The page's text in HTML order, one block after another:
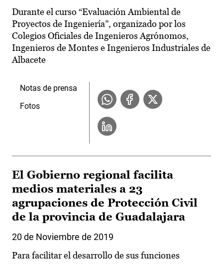
Durante el curso “Evaluación Ambiental de
Proyectos de Ingeniería”, organizado por los
Colegios Oficiales de Ingenieros Agrónomos,
Ingenieros de Montes e Ingenieros Industriales de
Albacete
Notas de prensa
Fotos
El Gobierno regional facilita
medios materiales a 23
agrupaciones de Protección Civil
de la provincia de Guadalajara
20 de Noviembre de 2019
Para facilitar el desarrollo de sus funciones